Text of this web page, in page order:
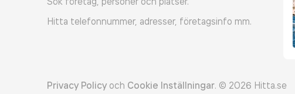
Hitta telefonnummer, adresser, företagsinfo mm.
Privacy Policy och Cookie Inställningar. © 2026 Hitta.se